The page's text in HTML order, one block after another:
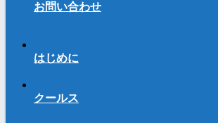
お問い合わせ
はじめに
クールス